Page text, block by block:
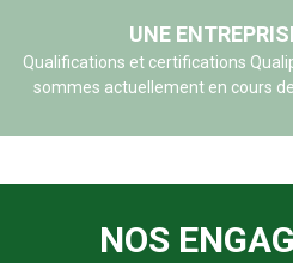
UNE
Qualifications et certifications
sommes actuellement en cours
NOS